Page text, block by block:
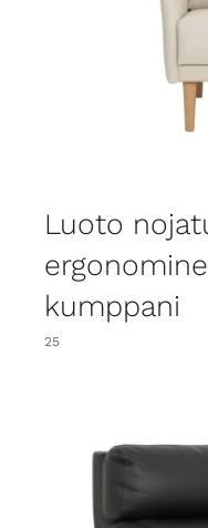
Luoto
kumppani
25